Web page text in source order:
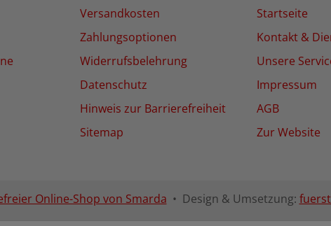
Versandkosten
Zahlungsoptionen
Widerrufsbelehrung
Datenschutz
Hinweis zur Barrierefreiheit
Sitemap
Startseite
Kontakt &
Unsere
Impressum
AGB
Zur Website
Online-Shop von Smarda • Design & Umsetzung: